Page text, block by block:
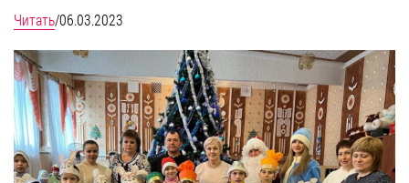
Читать/06.03.2023